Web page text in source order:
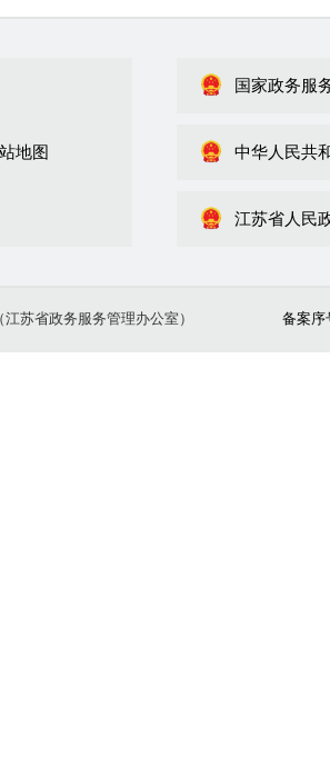
地图
国家政务服
中华人民共
江苏省人民
苏省政务服务管理办公室） 备案序